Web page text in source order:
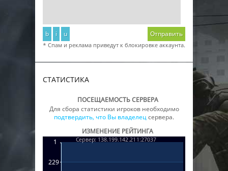
b i u Отправить
* Спам и реклама приведут к блокировке аккаунта.
СТАТИСТИКА
ПОСЕЩАЕМОСТЬ СЕРВЕРА
Для сбора статистики игроков необходимо
подтвердить, что Вы владелецсервера.
ИЗМЕНЕНИЕ РЕЙТИНГА